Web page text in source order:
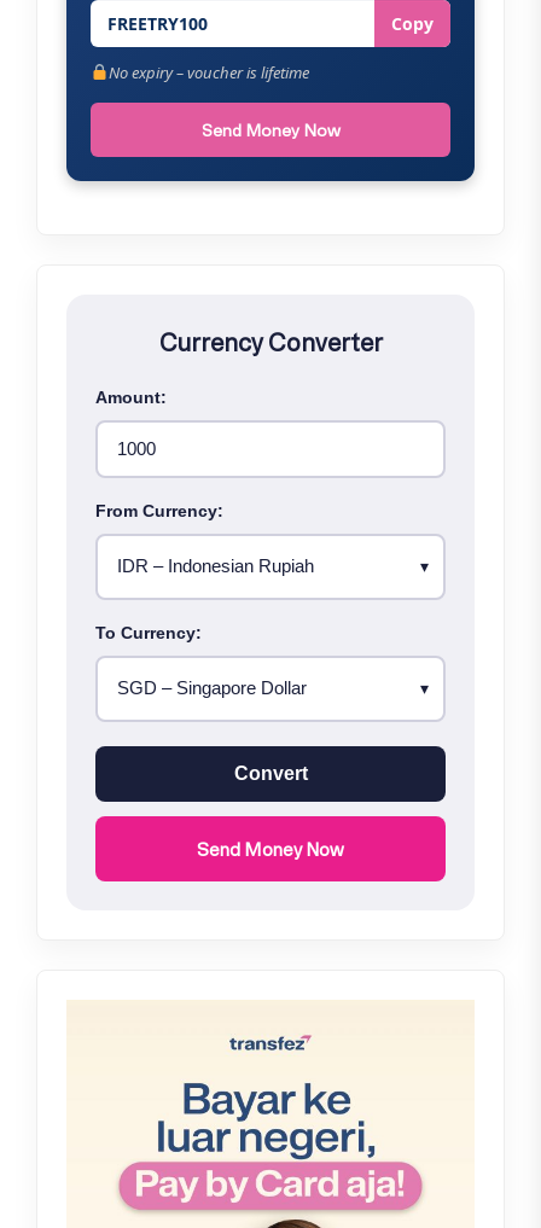
FREETRY100 Copy
No expiry – voucher is lifetime
Send Money Now
Currency Converter
Amount:
From Currency:
To Currency:
Convert
Send Money Now